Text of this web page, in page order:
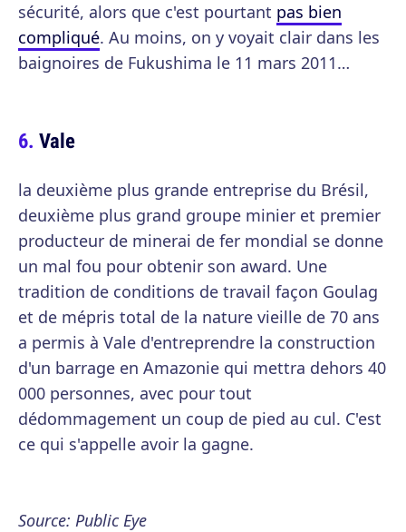
sécurité, alors que c'est pourtant pas bien
compliqué. Au moins, on y voyait clair dans les
baignoires de Fukushima le 11 mars 2011…
Vale
la deuxième plus grande entreprise du Brésil,
deuxième plus grand groupe minier et premier
producteur de minerai de fer mondial se donne
un mal fou pour obtenir son award. Une
tradition de conditions de travail façon Goulag
et de mépris total de la nature vieille de 70 ans
a permis à Vale d'entreprendre la construction
d'un barrage en Amazonie qui mettra dehors 40
000 personnes, avec pour tout
dédommagement un coup de pied au cul. C'est
ce qui s'appelle avoir la gagne.
Source: Public Eye